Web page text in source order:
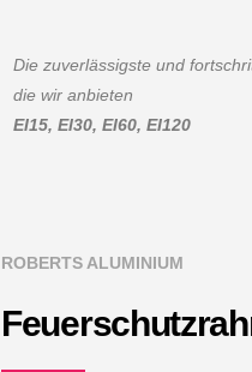
Die zuverlässigste und
die wir anbieten
EI15, EI30, EI60, EI120
ROBERTS ALUMINIUM